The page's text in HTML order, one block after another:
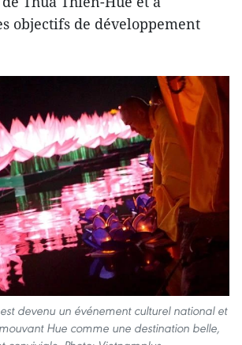
objectifs de développement
devenu un événement culturel national et
Hue comme une destination belle,